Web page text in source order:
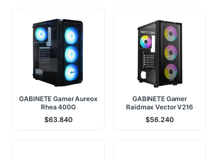
GABINETE Gamer Aureox
Rhea 400G
$63.840
GABINETE Gamer
Raidmax Vector V216
$56.240